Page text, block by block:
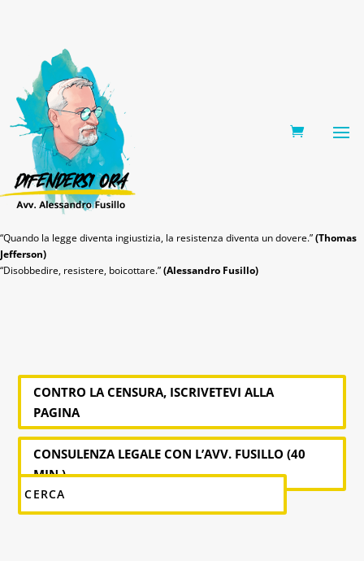
“Quando la legge diventa ingiustizia, la resistenza diventa un dovere.”(Thomas
Jefferson)
“Disobbedire, resistere, boicottare.”(Alessandro Fusillo)
CONTRO LA CENSURA, ISCRIVETEVI ALLA
PAGINA
CONSULENZA LEGALE CON L’AVV. FUSILLO (40
MIN.)